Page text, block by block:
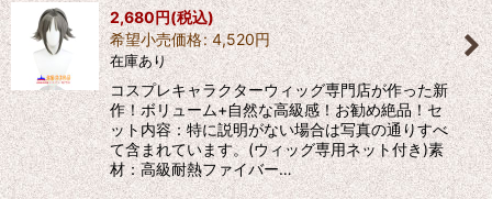
2,680円(税込)
希望小売価格: 4,520円
在庫あり
コスプレキャラクターウィッグ専門店が作った新
作！ボリューム+自然な高級感！お勧め絶品！セ
ット内容：特に説明がない場合は写真の通りすべ
て含まれています。(ウィッグ専用ネット付き)素
材：高級耐熱ファイバー…